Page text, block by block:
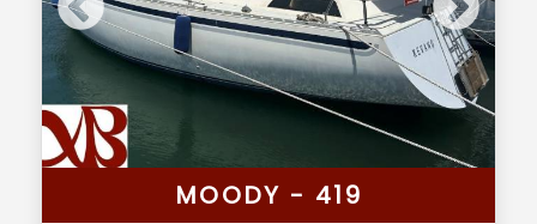
MOODY - 419